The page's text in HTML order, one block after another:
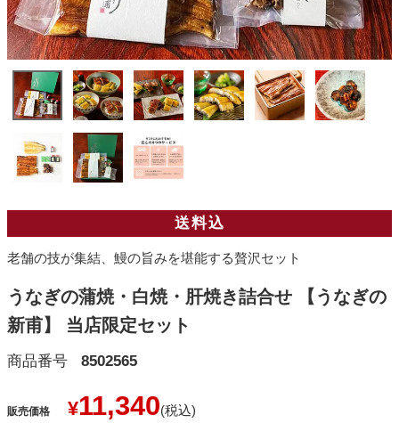
送料込
老舗の技が集結、鰻の旨みを堪能する贅沢セット
うなぎの蒲焼・白焼・肝焼き詰合せ 【うなぎの
新甫】 当店限定セット
商品番号 8502565
販売価格 ¥11,340